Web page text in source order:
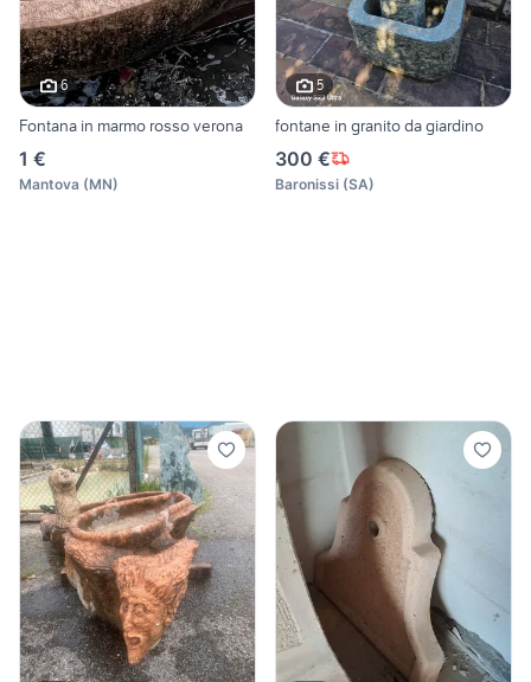
6
Fontana in marmo rosso verona
1 €
Mantova (MN)
5
fontane in granito da giardino
300 €
Baronissi (SA)